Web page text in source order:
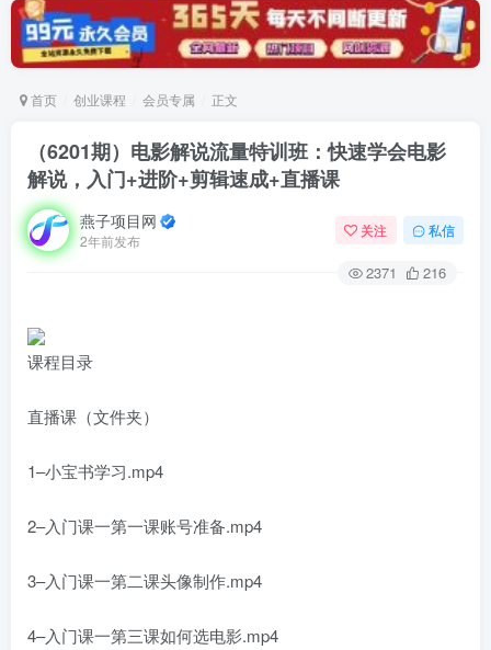
首页 创业课程 会员专属 正文
（6201期）电影解说流量特训班：快速学会电影
解说，入门+进阶+剪辑速成+直播课
燕子项目网
2年前发布
关注 私信
2371 216
课程目录
直播课（文件夹）
1–小宝书学习.mp4
2–入门课一第一课账号准备.mp4
3–入门课一第二课头像制作.mp4
4–入门课一第三课如何选电影.mp4